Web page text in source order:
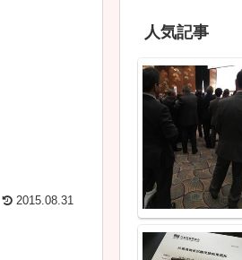
2015.08.31
人気記事